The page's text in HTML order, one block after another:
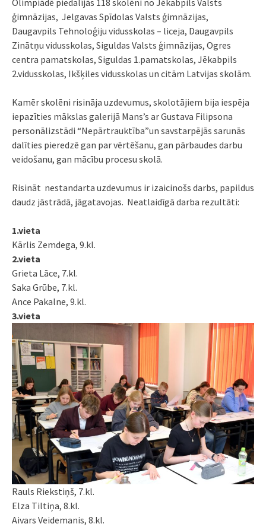
Olimpiādē piedalījās 118 skolēni no Jēkabpils Valsts
ģimnāzijas, Jelgavas Spīdolas Valsts ģimnāzijas,
Daugavpils Tehnoloģiju vidusskolas – liceja, Daugavpils
Zinātņu vidusskolas, Siguldas Valsts ģimnāzijas, Ogres
centra pamatskolas, Siguldas 1.pamatskolas, Jēkabpils
2.vidusskolas, Ikšķiles vidusskolas un citām Latvijas skolām.
Kamēr skolēni risināja uzdevumus, skolotājiem bija iespēja
iepazīties mākslas galerijā Mans’s ar Gustava Filipsona
personālizstādi “Nepārtrauktība”un savstarpējās sarunās
dalīties pieredzē gan par vērtēšanu, gan pārbaudes darbu
veidošanu, gan mācību procesu skolā.
Risināt nestandarta uzdevumus ir izaicinošs darbs, papildus
daudz jāstrādā, jāgatavojas. Neatlaidīgā darba rezultāti:
1.vieta
Kārlis Zemdega, 9.kl.
2.vieta
Grieta Lāce, 7.kl.
Saka Grūbe, 7.kl.
Ance Pakalne, 9.kl.
3.vieta
Rauls Riekstiņš, 7.kl.
Elza Tiltiņa, 8.kl.
Aivars Veidemanis, 8.kl.